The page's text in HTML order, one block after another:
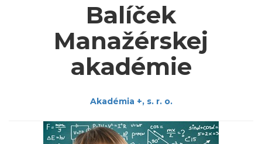
Balíček
Manažérskej
akadémie
Akadémia +, s. r. o.